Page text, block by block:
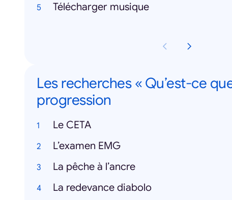
Télécharger musique
Les recherches « Qu’est-ce
progression
Le CETA
L’examen EMG
La pêche à l’ancre
La redevance diabolo